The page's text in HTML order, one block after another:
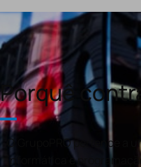
Porquê
O GrupoPRO pertence a
informática e